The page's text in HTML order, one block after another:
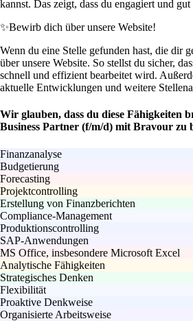
kannst. Das zeigt, dass du engagiert und
✨Bewirb dich über unsere Website!
Wenn du eine Stelle gefunden hast, die dir
über unsere Website. So stellst du sicher,
schnell und effizient bearbeitet wird.
aktuelle Entwicklungen und weitere
Wir glauben, dass du diese Fähigkeiten
Business Partner (f/m/d) mit Bravour zu
Finanzanalyse
Budgetierung
Forecasting
Projektcontrolling
Erstellung von Finanzberichten
Compliance-Management
Produktionscontrolling
SAP-Anwendungen
MS Office, insbesondere Microsoft Excel
Analytische Fähigkeiten
Strategisches Denken
Flexibilität
Proaktive Denkweise
Organisierte Arbeitsweise